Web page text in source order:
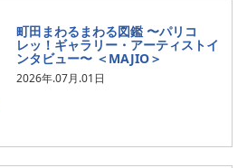
町田まわるまわる図鑑 〜パリコ
レッ！ギャラリー・アーティストイ
ンタビュー〜 ＜MAJIO＞
2026年.07月.01日